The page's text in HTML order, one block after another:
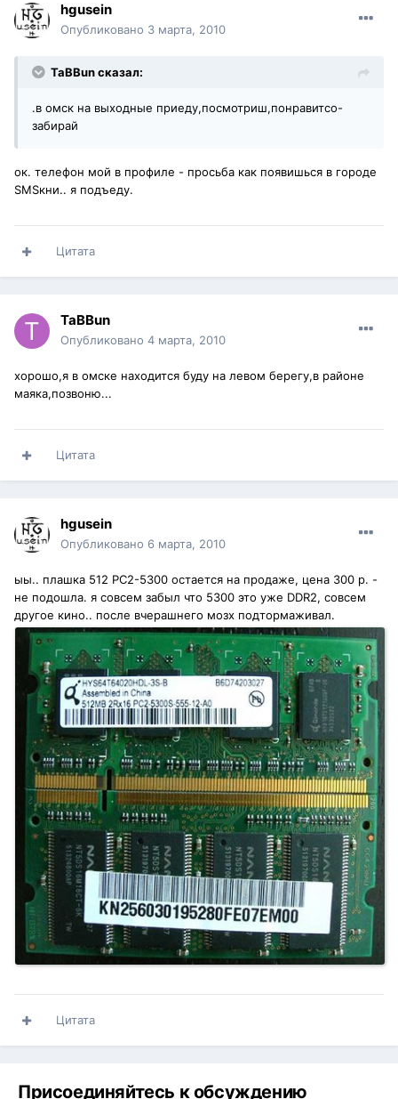
hgusein
Опубликовано 3 марта, 2010
TaBBun сказал:
.в омск на выходные приеду,посмотриш,понравитсо-
забирай
ок. телефон мой в профиле - просьба как появишься в городе
SMSкни.. я подъеду.
Цитата
TaBBun
Опубликовано 4 марта, 2010
хорошо,я в омске находится буду на левом берегу,в районе
маяка,позвоню...
Цитата
hgusein
Опубликовано 6 марта, 2010
ыы.. плашка 512 PC2-5300 остается на продаже, цена 300 р. -
не подошла. я совсем забыл что 5300 это уже DDR2, совсем
другое кино.. после вчерашнего мозх подтормаживал.
Цитата
Присоединяйтесь к обсуждению